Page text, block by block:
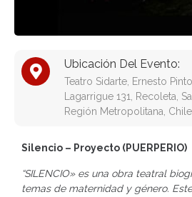
Ubicación Del Evento:
Teatro Sidarte, Ernesto Pinto
Lagarrigue 131, Recoleta,
Región Metropolitana, Chile
Silencio – Proyecto (PUERPERIO)
“SILENCIO» es una obra teatral
temas de maternidad y género.